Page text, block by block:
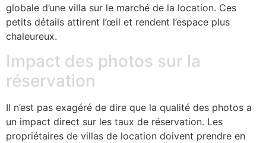
globale d’une villa sur le marché de la location. Ces
petits détails attirent l’œil et rendent l’espace plus
chaleureux.
Impact des photos sur la
réservation
Il n’est pas exagéré de dire que la qualité des photos a
un impact direct sur les taux de réservation. Les
propriétaires de villas de location doivent prendre en